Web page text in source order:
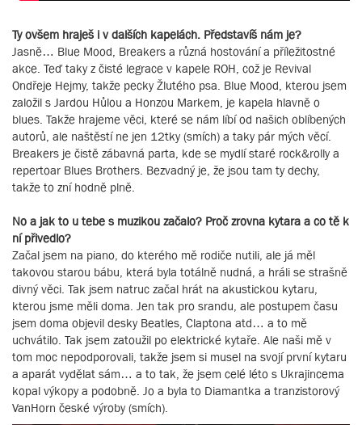
Ty ovšem hraješ i v dalších kapelách. Představíš nám je?
Jasně… Blue Mood, Breakers a různá hostování a příležitostné
akce. Teď taky z čisté legrace v kapele ROH, což je Revival
Ondřeje Hejmy, takže pecky Žlutého psa. Blue Mood, kterou jsem
založil s Jardou Hůlou a Honzou Markem, je kapela hlavně o
blues. Takže hrajeme věci, které se nám líbí od našich oblíbených
autorů, ale naštěstí ne jen 12tky (smích) a taky pár mých věcí.
Breakers je čistě zábavná parta, kde se mydlí staré rock&rolly a
repertoar Blues Brothers. Bezvadný je, že jsou tam ty dechy,
takže to zní hodně plně.
No a jak to u tebe s muzikou začalo? Proč zrovna kytara a co tě k
ní přivedlo?
Začal jsem na piano, do kterého mě rodiče nutili, ale já měl
takovou starou bábu, která byla totálně nudná, a hráli se strašně
divný věci. Tak jsem natruc začal hrát na akustickou kytaru,
kterou jsme měli doma. Jen tak pro srandu, ale postupem času
jsem doma objevil desky Beatles, Claptona atd… a to mě
uchvátilo. Tak jsem zatoužil po elektrické kytaře. Ale naši mě v
tom moc nepodporovali, takže jsem si musel na svojí první kytaru
a aparát vydělat sám… a to tak, že jsem celé léto s Ukrajincema
kopal výkopy a podobně. Jo a byla to Diamantka a tranzistorový
VanHorn české výroby (smích).